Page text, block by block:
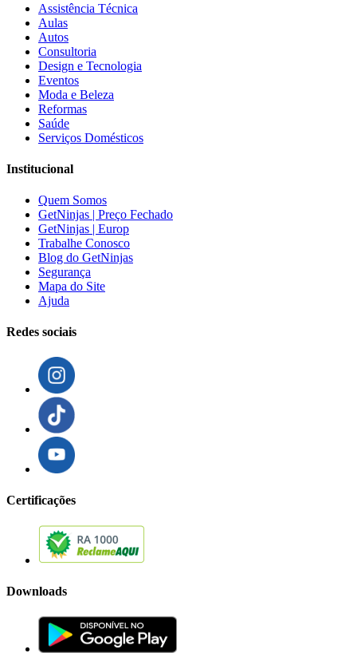
Assistência Técnica
Aulas
Autos
Consultoria
Design e Tecnologia
Eventos
Moda e Beleza
Reformas
Saúde
Serviços Domésticos
Institucional
Quem Somos
GetNinjas | Preço Fechado
GetNinjas | Europ
Trabalhe Conosco
Blog do GetNinjas
Segurança
Mapa do Site
Ajuda
Redes sociais
Certificações
Downloads